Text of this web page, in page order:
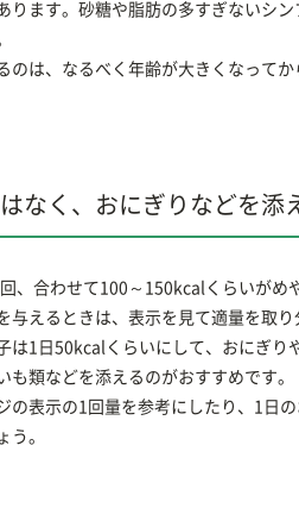
ります。砂糖や脂肪の多すぎないシ
のは、なるべく年齢が大きくなって
なく、おにぎりなどを添
、合わせて100～150kcalくらいがめ
与えるときは、表示を見て適量を取り
は1日50kcalくらいにして、おにぎり
も類などを添えるのがおすすめです。
の表示の1回量を参考にしたり、1日
う。